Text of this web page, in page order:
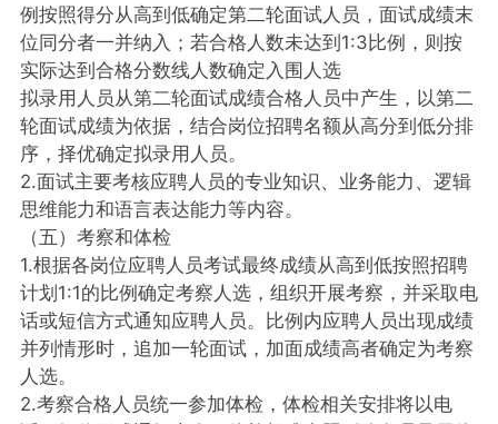
例按照得分从高到低确定第二轮面试人员，面试成绩末
位同分者一并纳入；若合格人数未达到1:3比例，则按
实际达到合格分数线人数确定入围人选
拟录用人员从第二轮面试成绩合格人员中产生，以第二
轮面试成绩为依据，结合岗位招聘名额从高分到低分排
序，择优确定拟录用人员。
2.面试主要考核应聘人员的专业知识、业务能力、逻辑
思维能力和语言表达能力等内容。
（五）考察和体检
1.根据各岗位应聘人员考试最终成绩从高到低按照招聘
计划1:1的比例确定考察人选，组织开展考察，并采取电
话或短信方式通知应聘人员。比例内应聘人员出现成绩
并列情形时，追加一轮面试，加面成绩高者确定为考察
人选。
2.考察合格人员统一参加体检，体检相关安排将以电